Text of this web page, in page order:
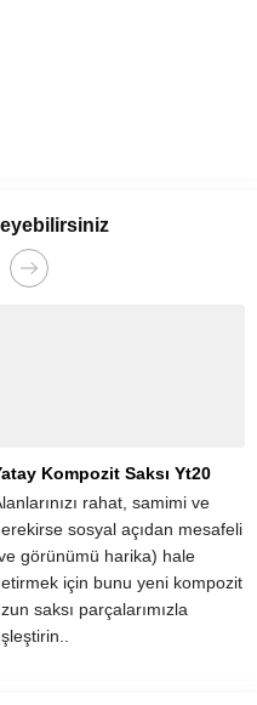
Kompozit Saksı Yt20
rahat, samimi ve
sosyal açıdan mesafeli
görünümü harika) hale
için bunu yeni kompozit
saksı parçalarımızla